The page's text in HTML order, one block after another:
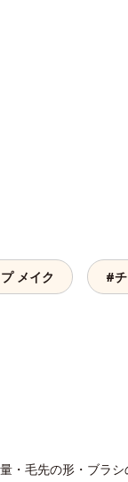
メイク #
・毛先の形・ブラ